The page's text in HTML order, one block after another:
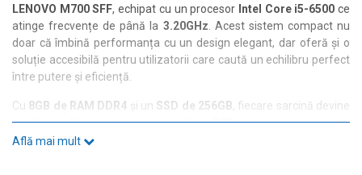
LENOVO M700 SFF, echipat cu un procesor Intel Core i5-6500 ce
atinge frecvențe de până la 3.20GHz. Acest sistem compact nu
doar că îmbină performanța cu un design elegant, dar oferă și o
soluție accesibilă pentru utilizatorii care caută un echilibru perfect
între putere și eficiență.
Cu 8GB de RAM DDR4 și un SSD de 256GB , fiecare sarcină devine
o plăcere. Viteza de acces rapidă a SSD-ului asigură timpi de
încărcare reduși, iar capacitatea de stocare este ideală pentru
Află mai mult